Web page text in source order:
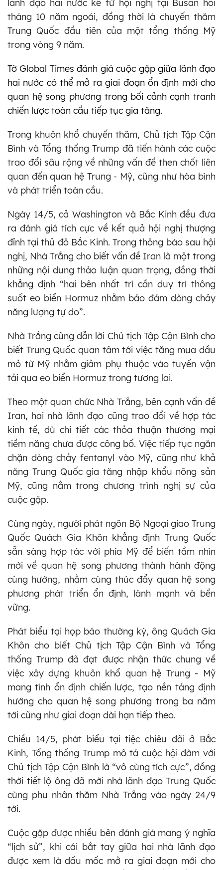
lãnh đạo hai nước kể từ hội nghị tại Busan hồi
tháng 10 năm ngoái, đồng thời là chuyến thăm
Trung Quốc đầu tiên của một tổng thống Mỹ
trong vòng 9 năm.
Tờ Global Times đánh giá cuộc gặp giữa lãnh đạo
hai nước có thể mở ra giai đoạn ổn định mới cho
quan hệ song phương trong bối cảnh cạnh tranh
chiến lược toàn cầu tiếp tục gia tăng.
Trong khuôn khổ chuyến thăm, Chủ tịch Tập Cận
Bình và Tổng thống Trump đã tiến hành các cuộc
trao đổi sâu rộng về những vấn đề then chốt liên
quan đến quan hệ Trung - Mỹ, cũng như hòa bình
và phát triển toàn cầu.
Ngày 14/5, cả Washington và Bắc Kinh đều đưa
ra đánh giá tích cực về kết quả hội nghị thượng
đỉnh tại thủ đô Bắc Kinh. Trong thông báo sau hội
nghị, Nhà Trắng cho biết vấn đề Iran là một trong
những nội dung thảo luận quan trọng, đồng thời
khẳng định “hai bên nhất trí cần duy trì thông
suốt eo biển Hormuz nhằm bảo đảm dòng chảy
năng lượng tự do”.
Nhà Trắng cũng dẫn lời Chủ tịch Tập Cận Bình cho
biết Trung Quốc quan tâm tới việc tăng mua dầu
mỏ từ Mỹ nhằm giảm phụ thuộc vào tuyến vận
tải qua eo biển Hormuz trong tương lai.
Theo một quan chức Nhà Trắng, bên cạnh vấn đề
Iran, hai nhà lãnh đạo cũng trao đổi về hợp tác
kinh tế, dù chi tiết các thỏa thuận thương mại
tiềm năng chưa được công bố. Việc tiếp tục ngăn
chặn dòng chảy fentanyl vào Mỹ, cũng như khả
năng Trung Quốc gia tăng nhập khẩu nông sản
Mỹ, cũng nằm trong chương trình nghị sự của
cuộc gặp.
Cùng ngày, người phát ngôn Bộ Ngoại giao Trung
Quốc Quách Gia Khôn khẳng định Trung Quốc
sẵn sàng hợp tác với phía Mỹ để biến tầm nhìn
mới về quan hệ song phương thành hành động
cùng hướng, nhằm cùng thúc đẩy quan hệ song
phương phát triển ổn định, lành mạnh và bền
vững.
Phát biểu tại họp báo thường kỳ, ông Quách Gia
Khôn cho biết Chủ tịch Tập Cận Bình và Tổng
thống Trump đã đạt được nhận thức chung về
việc xây dựng khuôn khổ quan hệ Trung - Mỹ
mang tính ổn định chiến lược, tạo nền tảng định
hướng cho quan hệ song phương trong ba năm
tới cũng như giai đoạn dài hạn tiếp theo.
Chiều 14/5, phát biểu tại tiệc chiêu đãi ở Bắc
Kinh, Tổng thống Trump mô tả cuộc hội đàm với
Chủ tịch Tập Cận Bình là “vô cùng tích cực”, đồng
thời tiết lộ ông đã mời nhà lãnh đạo Trung Quốc
cùng phu nhân thăm Nhà Trắng vào ngày 24/9
tới.
Cuộc gặp được nhiều bên đánh giá mang ý nghĩa
“lịch sử”, khi cái bắt tay giữa hai nhà lãnh đạo
được xem là dấu mốc mở ra giai đoạn mới cho